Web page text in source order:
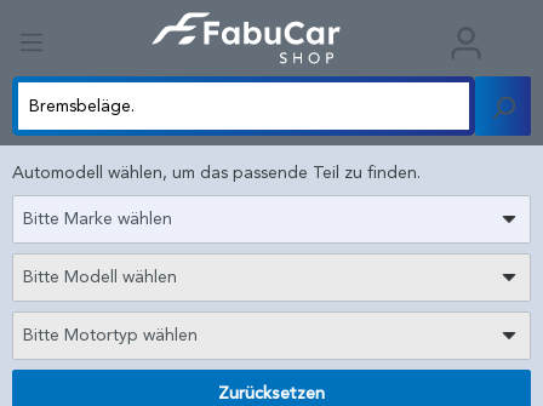
Automodell wählen, um das passende Teil zu finden.
Bitte Marke wählen
Bitte Modell wählen
Bitte Motortyp wählen
Zurücksetzen